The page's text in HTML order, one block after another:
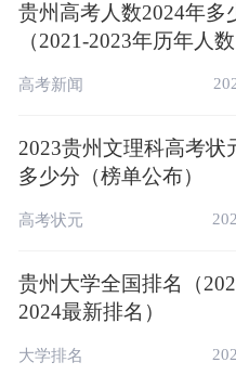
贵州高考人数2024年多
（2021-2023年历年人数
高考新闻
2023贵州文理科高考状
多少分（榜单公布）
高考状元
贵州大学全国排名（
2024最新排名）
大学排名